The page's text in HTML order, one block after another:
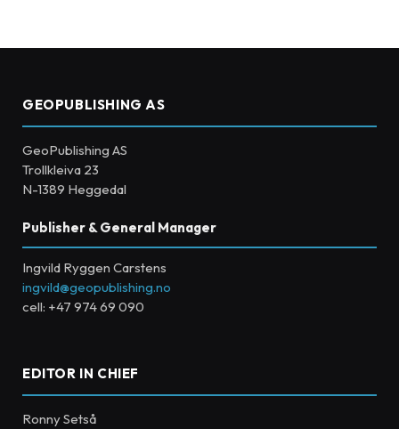
GEOPUBLISHING AS
GeoPublishing AS
Trollkleiva 23
N-1389 Heggedal
Publisher & General Manager
Ingvild Ryggen Carstens
ingvild@geopublishing.no
cell: +47 974 69 090
EDITOR IN CHIEF
Ronny Setså